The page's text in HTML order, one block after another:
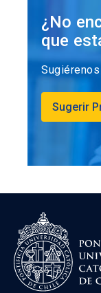
¿No
que
Sugerir